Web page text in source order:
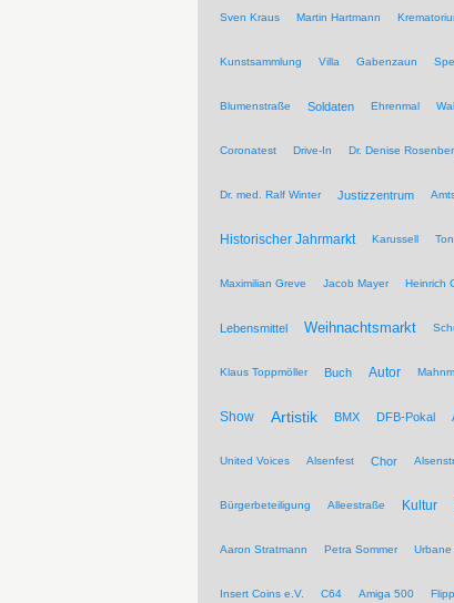
Sven Kraus Martin Hartmann
Kunstsammlung Villa Gabenzaun
Blumenstraße Soldaten Ehrenmal
Coronatest Drive-In Dr. Denise
Dr. med. Ralf Winter Justizzentrum
Historischer Jahrmarkt Karussell
Maximilian Greve Jacob Mayer Heinrich
Lebensmittel Weihnachtsmarkt
Klaus Toppmöller Buch Autor
Show Artistik BMX DFB-Pokal
United Voices Alsenfest Chor
Bürgerbeteiligung Alleestraße Kultur
Aaron Stratmann Petra Sommer
Insert Coins e.V. C64 Amiga 500